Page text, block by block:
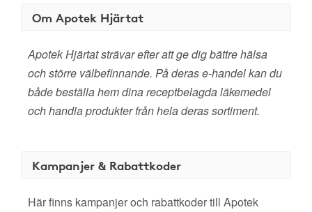
Om Apotek Hjärtat
Apotek Hjärtat strävar efter att ge dig bättre hälsa
och större välbefinnande. På deras e-handel kan du
både beställa hem dina receptbelagda läkemedel
och handla produkter från hela deras sortiment.
Kampanjer & Rabattkoder
Här finns kampanjer och rabattkoder till Apotek